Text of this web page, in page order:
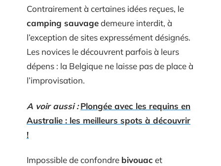
Contrairement à certaines idées reçues, le
camping sauvagedemeure interdit, à
l’exception de sites expressément désignés.
Les novices le découvrent parfois à leurs
dépens : la Belgique ne laisse pas de place à
l’improvisation.
A voir aussi : Plongée avec les requins en
Australie : les meilleurs spots à découvrir
!
Impossible de confondre bivouac et